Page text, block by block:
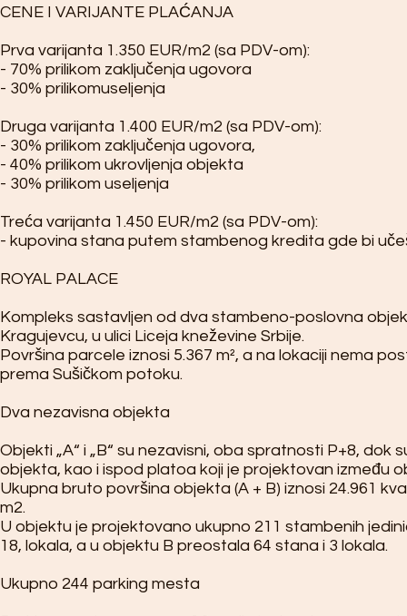
CENE I VARIJANTE PLAĆANJA
Prva varijanta 1.350 EUR/m2 (sa PDV-om):
- 70% prilikom zaključenja ugovora
- 30% prilikomuseljenja
Druga varijanta 1.400 EUR/m2 (sa PDV-om):
- 30% prilikom zaključenja ugovora,
- 40% prilikom ukrovljenja objekta
- 30% prilikom useljenja
Treća varijanta 1.450 EUR/m2 (sa PDV-om):
- kupovina stana putem stambenog kredita gde bi
ROYAL PALACE
Kompleks sastavljen od dva stambeno-poslovna
Kragujevcu, u ulici Liceja kneževine Srbije.
Površina parcele iznosi 5.367 m², a na lokaciji nema
prema Sušičkom potoku.
Dva nezavisna objekta
Objekti „A“ i „B“ su nezavisni, oba spratnosti P+8,
objekta, kao i ispod platoa koji je projektovan između
Ukupna bruto površina objekta (A + B) iznosi 24.961
m2.
U objektu je projektovano ukupno 211 stambenih
18, lokala, a u objektu B preostala 64 stana i 3 lokala.
Ukupno 244 parking mesta